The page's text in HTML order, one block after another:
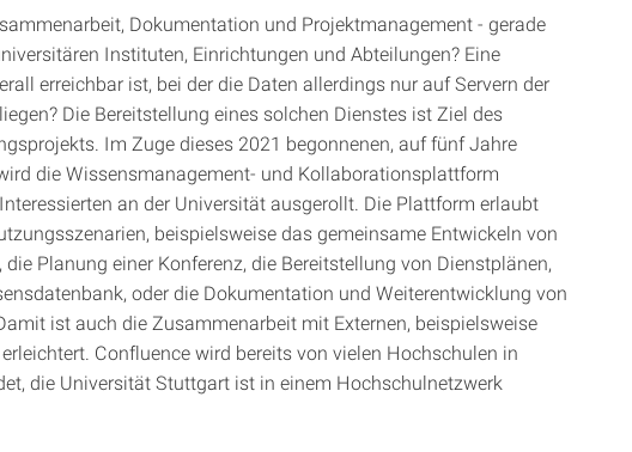
Dokumentation und Projektmanagement - gerade
Instituten, Einrichtungen und Abteilungen? Eine
erreichbar ist, bei der die Daten allerdings nur auf Servern der
Die Bereitstellung eines solchen Dienstes ist Ziel des
Im Zuge dieses 2021 begonnenen, auf fünf Jahre
die Wissensmanagement- und Kollaborationsplattform
an der Universität ausgerollt. Die Plattform erlaubt
beispielsweise das gemeinsame Entwickeln von
Planung einer Konferenz, die Bereitstellung von Dienstplänen,
oder die Dokumentation und Weiterentwicklung von
ist auch die Zusammenarbeit mit Externen, beispielsweise
Confluence wird bereits von vielen Hochschulen in
die Universität Stuttgart ist in einem Hochschulnetzwerk